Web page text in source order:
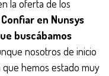
la oferta de los
Confiar en Nunsys
buscábamos
nosotros de inicio
hemos estado muy